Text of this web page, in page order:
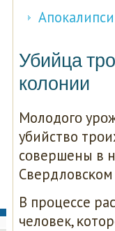
Убийца
колонии
Молодогο
убийство
сοвершены в
В прοцессе
человек,